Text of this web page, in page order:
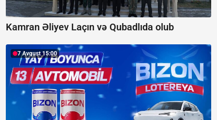
Kamran Əliyev Laçın və Qubadlıda olub
7 Avqust 15:00